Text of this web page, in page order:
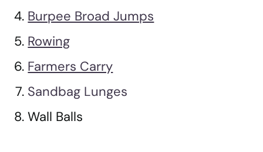
Burpee Broad Jumps
Rowing
Farmers Carry
Sandbag Lunges
Wall Balls